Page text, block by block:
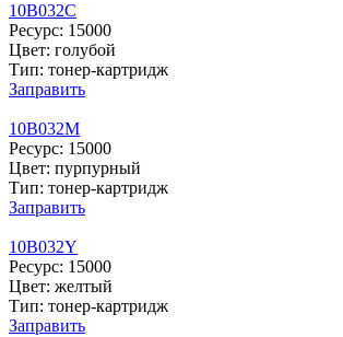
10B032C
Ресурс: 15000
Цвет: голубой
Тип: тонер-картридж
Заправить
10B032M
Ресурс: 15000
Цвет: пурпурный
Тип: тонер-картридж
Заправить
10B032Y
Ресурс: 15000
Цвет: желтый
Тип: тонер-картридж
Заправить